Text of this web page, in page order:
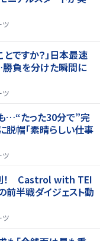
ツ
とですか？」日本最速
勝負を分けた瞬間に
ツ
…“たった30分で”完
脱帽「素晴らしい仕事
ツ
！ Castrol with TEI
半戦ダイジェスト動
ツ